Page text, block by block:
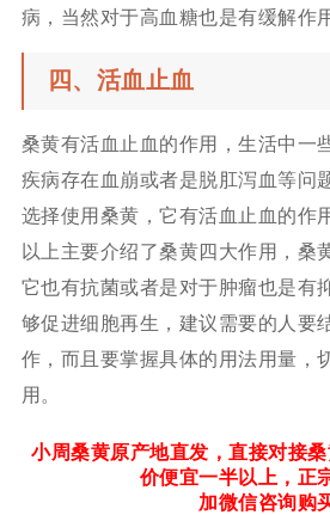
病，当然对于高血糖也是有缓解作
四、活血止血
桑黄有活血止血的作用，生活中一
疾病存在血崩或者是脱肛泻血等问
选择使用桑黄，它有活血止血的作
以上主要介绍了桑黄四大作用，桑
它也有抗菌或者是对于肿瘤也是有
够促进细胞再生，建议需要的人要
作，而且要掌握具体的用法用量，
用。
小周桑黄原产地直发，直接对接
价便宜一半以上，正
加微信咨询购